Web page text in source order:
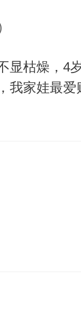
显枯燥，4
我家娃最爱